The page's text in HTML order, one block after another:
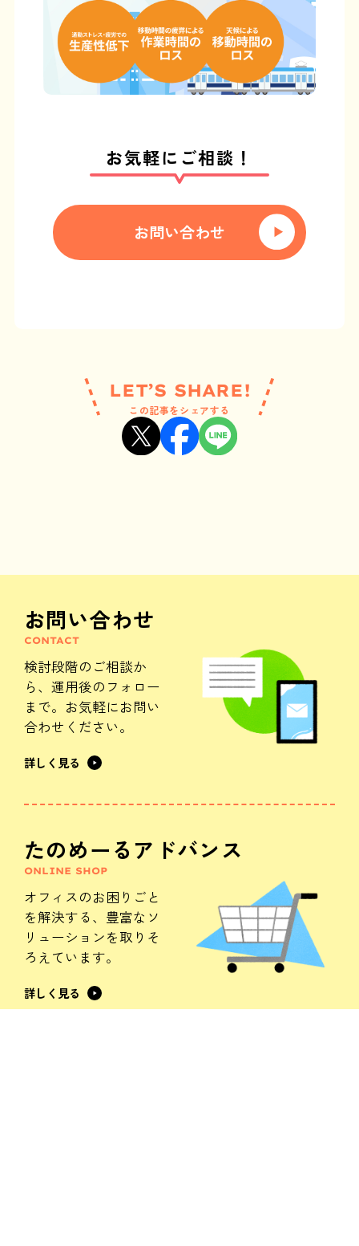
お気軽にご相談！
お問い合わせ
LET’S SHARE!
この記事をシェアする
お問い合わせ
CONTACT
検討段階のご相談か
ら、 運用後のフォロー
まで。 お気軽にお問い
合わせください。
詳しく見る
たのめーるアドバンス
ONLINE SHOP
オフィスのお困りごと
を解決する、 豊富なソ
リューションを取りそ
ろえています。
詳しく見る